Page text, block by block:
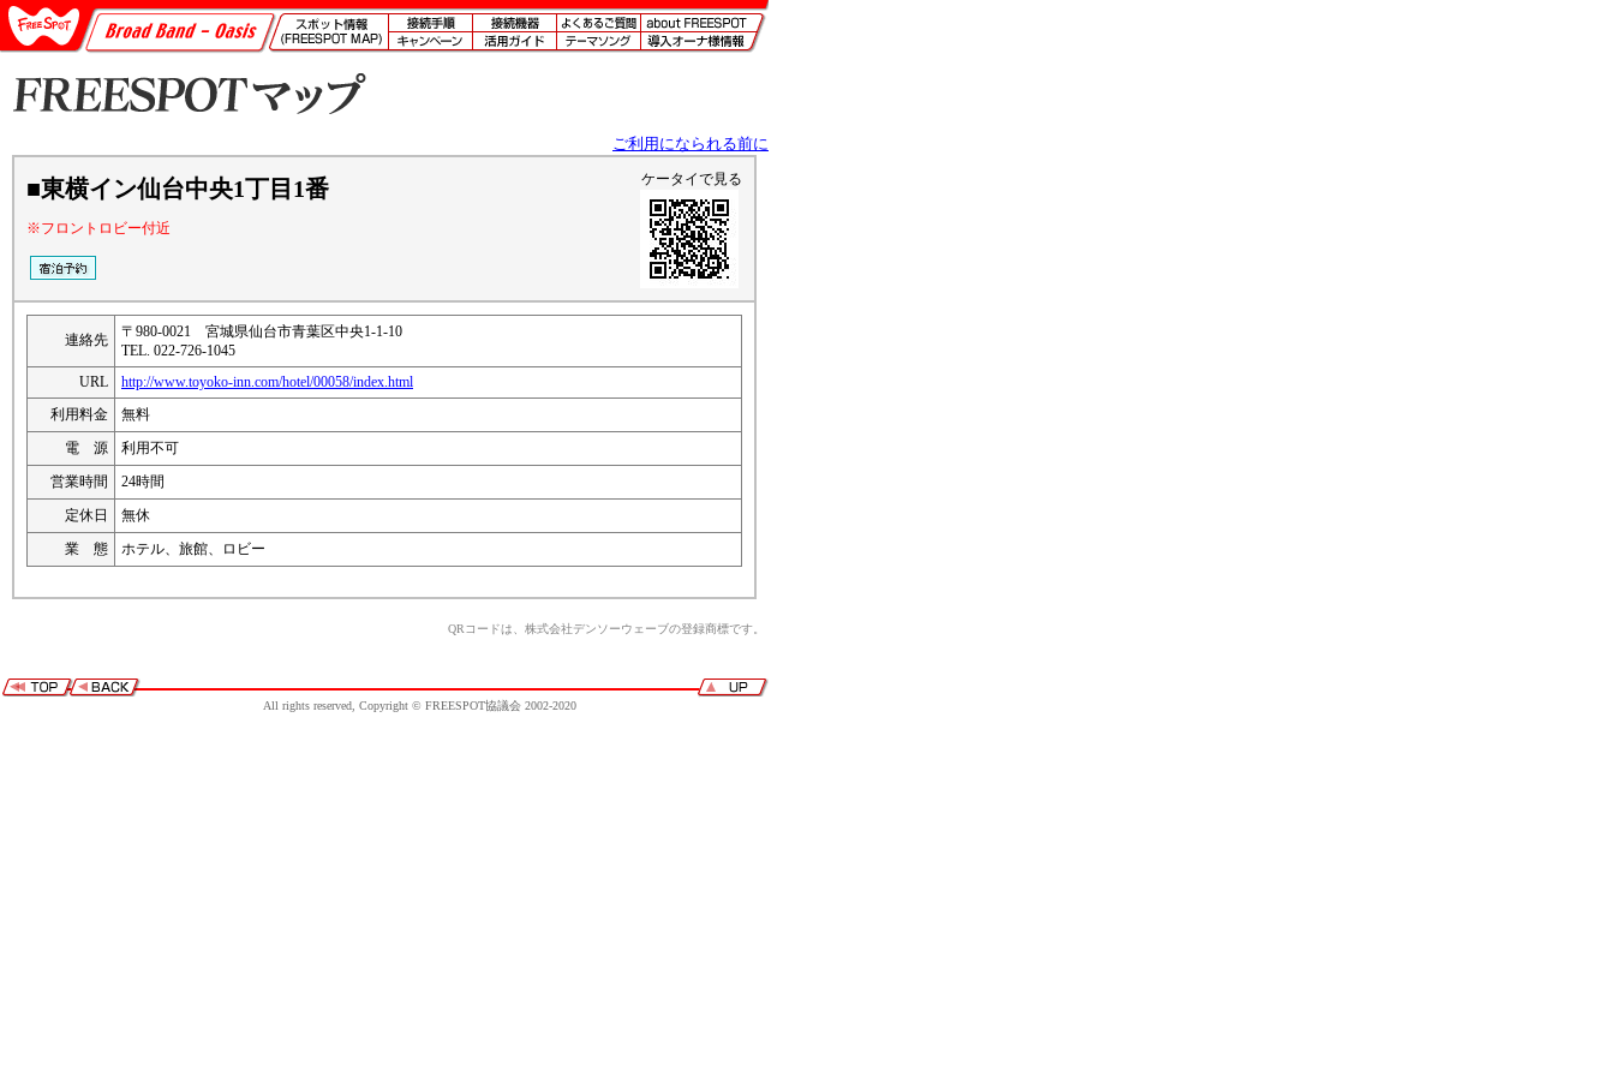
ご利用になられる前に
■東横イン仙台中央1丁目1番 ケータイで見る
※フロントロビー付近
連絡先
〒980-0021 宮城県仙台市青葉区中央1-1-10
TEL. 022-726-1045
URL
http://www.toyoko-inn.com/hotel/00058/index.html
利用料金
無料
電 源
利用不可
営業時間
24時間
定休日
無休
業 態
ホテル、旅館、ロビー
QRコードは、株式会社デンソーウェーブの登録商標です。
All rights reserved, Copyright © FREESPOT協議会 2002-2020